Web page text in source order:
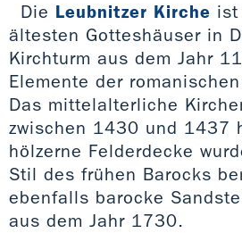
Die Leubnitzer Kirche ist
ältesten Gotteshäuser in
Kirchturm aus dem Jahr
Elemente der
Das mittelalterliche
zwischen 1430 und 1437
hölzerne Felderdecke
Stil des frühen Barocks
ebenfalls barocke
aus dem Jahr 1730.